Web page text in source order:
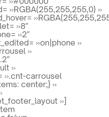
»RGBA(255,255,255,0) »
»8″
»2″
»on|phone »
»
»
».cnt-carrousel
center;} »
»]